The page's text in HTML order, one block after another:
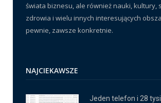
świata biznesu, ale również nauki, kultury,
zdrowia i wielu innych interesujących
pewnie, zawsze konkretnie.
NAJCIEKAWSZE
Jeden telefon i 28